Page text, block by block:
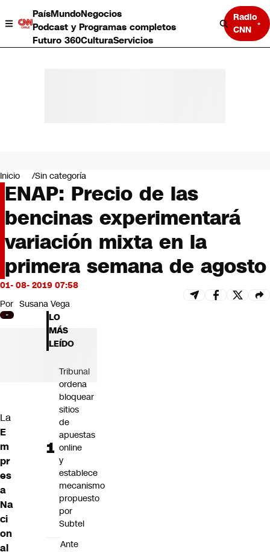
PaísMundoNegocios
Podcast y Programas completos
Futuro 360CulturaServicios
Radio
CNN
Negocios
Deportes
Programas completos
Cultura
Servicios
Bits
CNN tiempo
Futuro 360
Inicio Sin categoría
ENAP: Precio de las
bencinas experimentará
variación mixta en la
primera semana de agosto
01- 08- 2019 07:58
Por Susana Vega
La
E
m
pr
es
a
Na
ci
on
al
LO
MÁS
LEÍDO
Tribunal
ordena
bloquear
sitios
de
apuestas
online
y
establece
mecanismo
propuesto
por
Subtel
Ante